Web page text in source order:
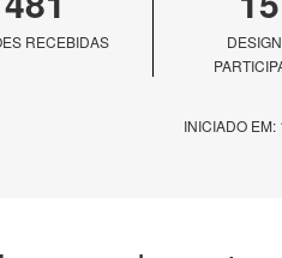
RECEBIDAS
INICIADO